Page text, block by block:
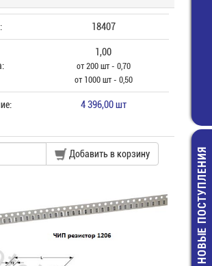
ER34615H/P
питания НОВЫЕ ПОСТУПЛЕНИЯ
18407
1,00
от 200 шт - 0,70
от 1000 шт - 0,50
4 396,00 шт
Добавить в корзину